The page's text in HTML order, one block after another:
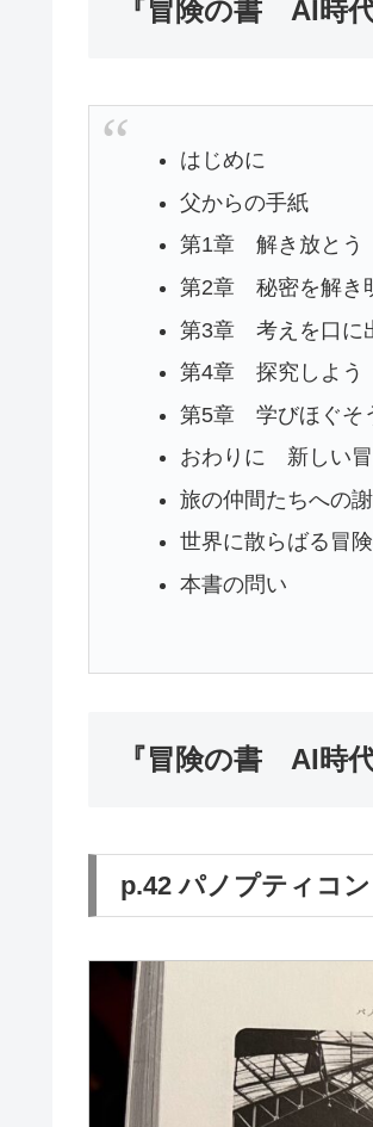
『冒険の書 AI時
はじめに
父からの手紙
第1章 解き放とう
第2章 秘密を解き
第3章 考えを口に
第4章 探究しよう
第5章 学びほぐそ
おわりに 新しい
旅の仲間たちへの
世界に散らばる冒
本書の問い
『冒険の書 AI時
p.42 パノプティコ